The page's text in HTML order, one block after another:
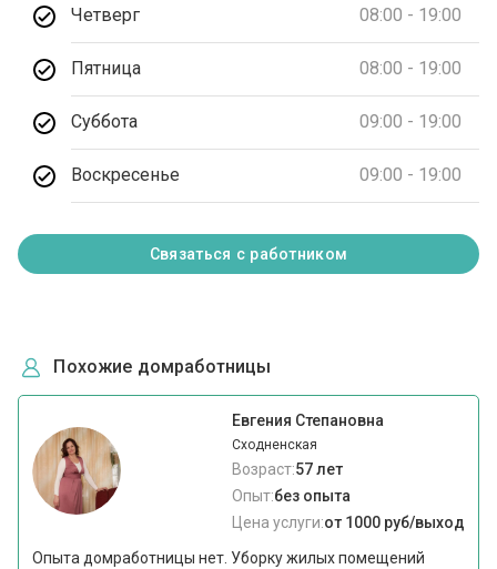
Четверг 08:00 - 19:00
Пятница 08:00 - 19:00
Суббота 09:00 - 19:00
Воскресенье 09:00 - 19:00
Связаться с работником
Похожие домработницы
Евгения Степановна
Сходненская
Возраст:57 лет
Опыт:без опыта
Цена услуги:от 1000 руб/выход
Опыта домработницы нет. Уборку жилых помещений